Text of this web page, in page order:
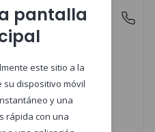
Porto
pantalla
este sitio a la
su dispositivo móvil
y una
rápida con una